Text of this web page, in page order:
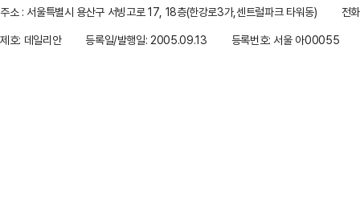
주소 : 서울특별시 용산구 서빙고로 17, 18층(한강로3가,센트럴파크 타워동)
전
제호: 데일리안
등록일/발행일: 2005.09.13 등록번호: 서울 아00055